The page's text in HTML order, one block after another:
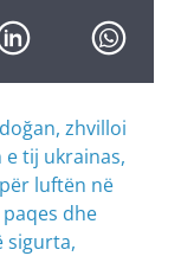
zhvilloi
tij ukrainas,
luftën në
dhe
sigurta,